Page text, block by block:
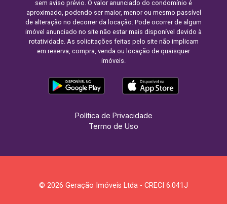
sem aviso prévio. O valor anunciado do condomínio é
aproximado, podendo ser maior, menor ou mesmo passível
de alteração no decorrer da locação. Pode ocorrer de algum
imóvel anunciado no site não estar mais disponível devido à
rotatividade. As solicitações feitas pelo site não implicam
em reserva, compra, venda ou locação de quaisquer
imóveis.
Política de Privacidade
Termo de Uso
© 2026 Geração Imóveis Ltda - CRECI 6.041J